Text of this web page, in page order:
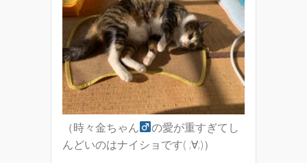
（時々金ちゃん
の愛が重すぎてし
んどいのはナイショです( ;∀;)）